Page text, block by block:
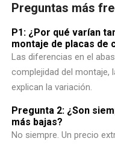
Preguntas más
P1: ¿Por qué varían
montaje de placas de
Las diferencias en el
complejidad del montaje,
explican la variación.
Pregunta 2: ¿Son
más bajas?
No siempre. Un precio